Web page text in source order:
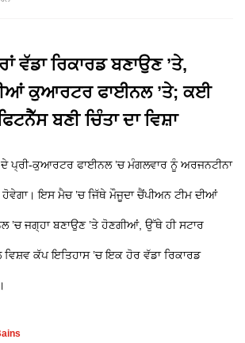
ਵੱਡਾ ਰਿਕਾਰਡ ਬਣਾਉਣ ’ਤੇ,
ਕੁਆਰਟਰ ਫਾਈਨਲ ’ਤੇ; ਕਈ
ਬਣੀ ਚਿੰਤਾ ਦਾ ਵਿਸ਼ਾ
ਦੇ ਪ੍ਰੀ-ਕੁਆਰਟਰ ਫਾਈਨਲ ’ਚ ਮੰਗਲਵਾਰ ਨੂੰ ਅਰਜਨਟੀਨਾ
ਹੋਵੇਗਾ। ਇਸ ਮੈਚ ’ਚ ਜਿੱਥੇ ਮੌਜੂਦਾ ਚੈਂਪੀਅਨ ਟੀਮ ਦੀਆਂ
’ਚ ਜਗ੍ਹਾ ਬਣਾਉਣ ’ਤੇ ਹੋਣਗੀਆਂ, ਉੱਥੇ ਹੀ ਸਟਾਰ
ਵਿਸ਼ਵ ਕੱਪ ਇਤਿਹਾਸ ’ਚ ਇਕ ਹੋਰ ਵੱਡਾ ਰਿਕਾਰਡ